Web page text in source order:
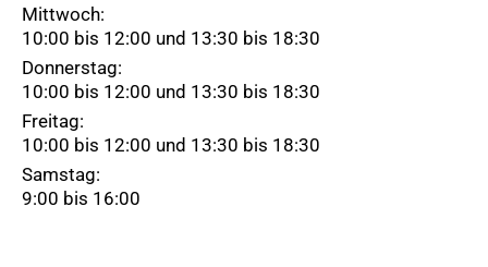
Mittwoch:
10:00 bis 12:00 und 13:30 bis 18:30
Donnerstag:
10:00 bis 12:00 und 13:30 bis 18:30
Freitag:
10:00 bis 12:00 und 13:30 bis 18:30
Samstag:
9:00 bis 16:00